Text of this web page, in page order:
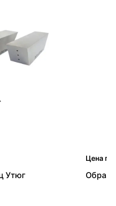
Утюг
Цена по